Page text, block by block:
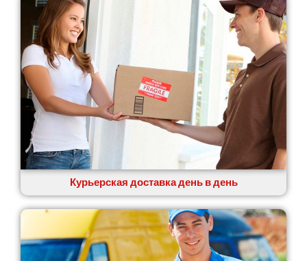
Курьерская доставка день в день